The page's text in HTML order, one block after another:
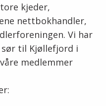
kjeder,
nettbokhandler,
Vi har
til Kjøllefjord i
medlemmer